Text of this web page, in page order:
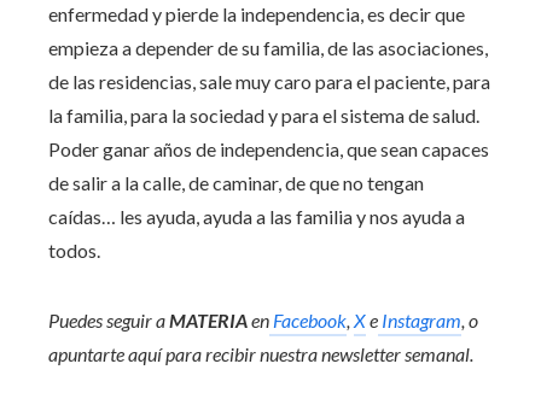
enfermedad y pierde la independencia, es decir que
empieza a depender de su familia, de las asociaciones,
de las residencias, sale muy caro para el paciente, para
la familia, para la sociedad y para el sistema de salud.
Poder ganar años de independencia, que sean capaces
de salir a la calle, de caminar, de que no tengan
caídas… les ayuda, ayuda a las familia y nos ayuda a
todos.
Puedes seguir aMATERIAen Facebook, Xe Instagram, o
apuntarte aquí para recibirnuestra newsletter semanal.